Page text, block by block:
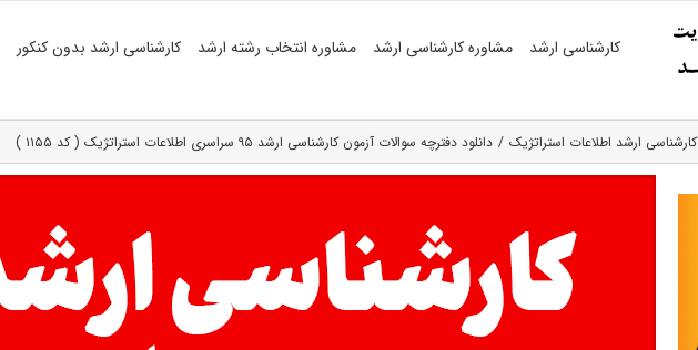
کارشناسی ارشد مشاوره کارشناسی ارشد مشاوره انتخاب رشته ارشد کارشناسی ارشد بدون کنکور
کارشناسی ارشد اطلاعات استراتژیک دانلود دفترچه سوالات آزمون کارشناسی ارشد ۹۵ سراسری اطلاعات استراتژیک ( کد ۱۱۵۵ )